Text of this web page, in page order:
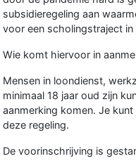
subsidieregeling aan
voor een scholingstraject
Wie komt hiervoor in
Mensen in loondienst,
minimaal 18 jaar oud zijn
aanmerking komen. Je
deze regeling.
De voorinschrijving is